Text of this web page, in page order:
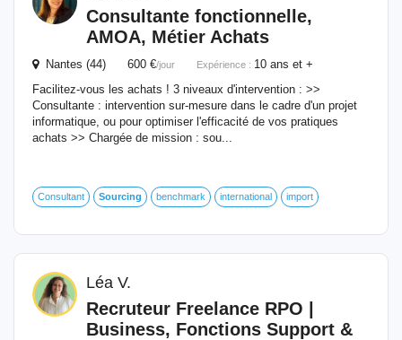
Consultante fonctionnelle,
AMOA, Métier Achats
Nantes (44) 600 €/jour Expérience : 10 ans et +
Facilitez-vous les achats ! 3 niveaux d'intervention : >>
Consultante : intervention sur-mesure dans le cadre d'un projet
informatique, ou pour optimiser l'efficacité de vos pratiques
achats >> Chargée de mission : sou...
Consultant Sourcing benchmark international import
Léa V.
Recruteur Freelance RPO |
Business, Fonctions Support &